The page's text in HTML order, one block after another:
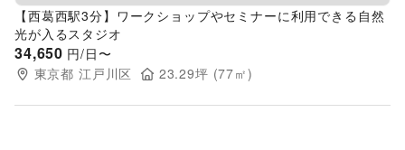
【西葛西駅3分】ワークショップやセミナーに利用できる自然
光が入るスタジオ
34,650 円/日〜
東京都 江戸川区 23.29坪 (77㎡)